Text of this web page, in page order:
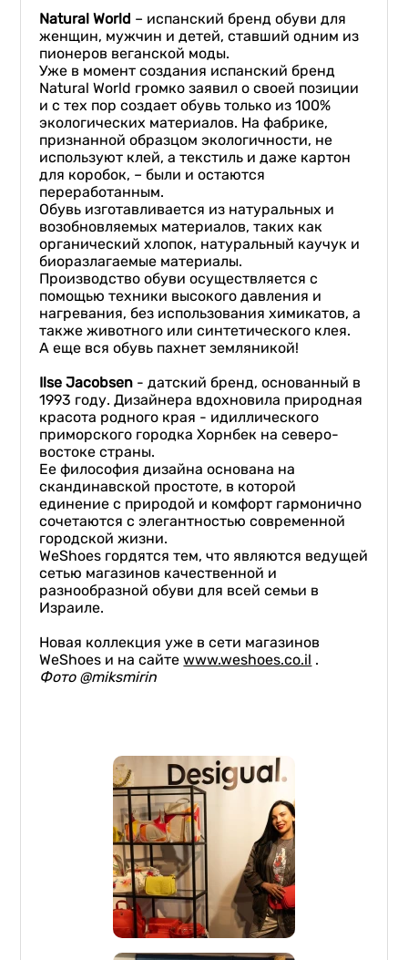
Natural World – испанский бренд обуви для
женщин, мужчин и детей, ставший одним из
пионеров веганской моды.
Уже в момент создания испанский бренд
Natural World громко заявил о своей позиции
и с тех пор создает обувь только из 100%
экологических материалов. На фабрике,
признанной образцом экологичности, не
используют клей, а текстиль и даже картон
для коробок, – были и остаются
переработанным.
Обувь изготавливается из натуральных и
возобновляемых материалов, таких как
органический хлопок, натуральный каучук и
биоразлагаемые материалы.
Производство обуви осуществляется с
помощью техники высокого давления и
нагревания, без использования химикатов, а
также животного или синтетического клея.
А еще вся обувь пахнет земляникой!
Ilse Jacobsen - датский бренд, основанный в
1993 году. Дизайнера вдохновила природная
красота родного края - идиллического
приморского городка Хорнбек на северо-
востоке страны.
Ее философия дизайна основана на
скандинавской простоте, в которой
единение с природой и комфорт гармонично
сочетаются с элегантностью современной
городской жизни.
WeShoes гордятся тем, что являются ведущей
сетью магазинов качественной и
разнообразной обуви для всей семьи в
Израиле.
Новая коллекция уже в сети магазинов
WeShoes и на сайтеwww.weshoes.co.il .
Фото @miksmirin